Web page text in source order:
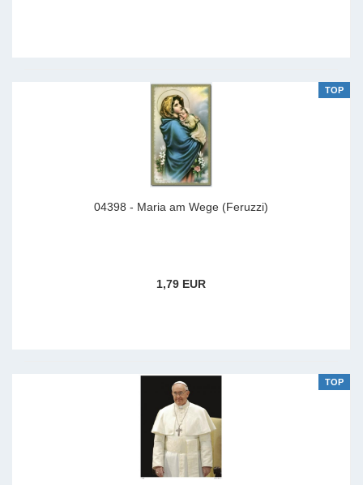
TOP
04398 - Maria am Wege (Feruzzi)
1,79 EUR
TOP